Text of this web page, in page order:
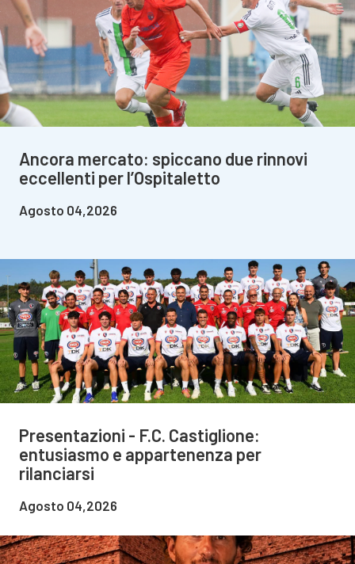
Ancora mercato: spiccano due rinnovi
eccellenti per l’Ospitaletto
Agosto 04,2026
Presentazioni - F.C. Castiglione:
entusiasmo e appartenenza per
rilanciarsi
Agosto 04,2026